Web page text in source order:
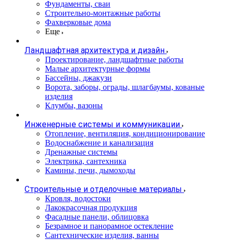
Фундаменты, сваи
Строительно-монтажные работы
Фахверковые дома
Еще
Ландшафтная архитектура и дизайн
Проектирование, ландшафтные работы
Малые архитектурные формы
Бассейны, джакузи
Ворота, заборы, ограды, шлагбаумы, кованые
изделия
Клумбы, вазоны
Инженерные системы и коммуникации
Отопление, вентиляция, кондиционирование
Водоснабжение и канализация
Дренажные системы
Электрика, сантехника
Камины, печи, дымоходы
Строительные и отделочные материалы
Кровля, водостоки
Лакокрасочная продукция
Фасадные панели, облицовка
Безрамное и панорамное остекление
Сантехнические изделия, ванны